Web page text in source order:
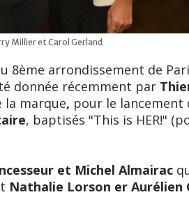
Millier et Carol Gerland
8ème arrondissement de
donnée récemment par
la marque, pour le lancement
, baptisés "This is HER!"
et Michel Almairac
Nathalie Lorson er Aurélien